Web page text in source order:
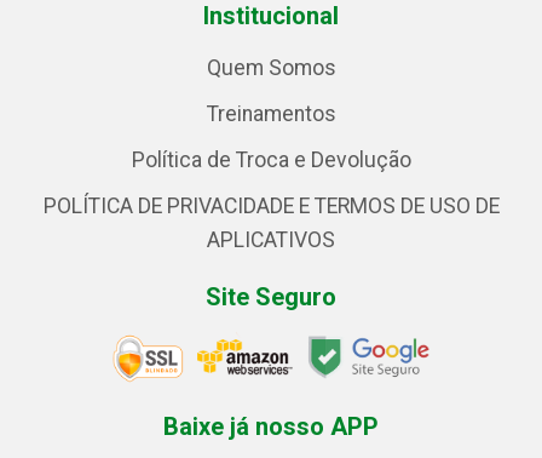
Institucional
Quem Somos
Treinamentos
Política de Troca e Devolução
POLÍTICA DE PRIVACIDADE E TERMOS DE USO DE
APLICATIVOS
Site Seguro
Baixe já nosso APP